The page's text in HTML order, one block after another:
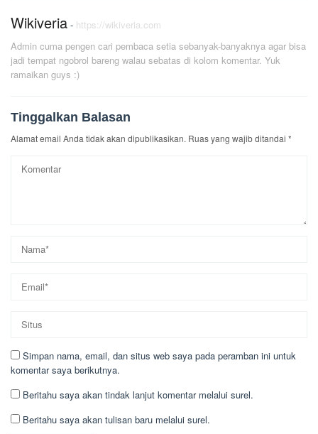
Wikiveria - https://wikiveria.com
Admin cuma pengen cari pembaca setia sebanyak-banyaknya agar bisa
jadi tempat ngobrol bareng walau sebatas di kolom komentar. Yuk
ramaikan guys :)
Tinggalkan Balasan
Alamat email Anda tidak akan dipublikasikan. Ruas yang wajib ditandai *
Simpan nama, email, dan situs web saya pada peramban ini untuk
komentar saya berikutnya.
Beritahu saya akan tindak lanjut komentar melalui surel.
Beritahu saya akan tulisan baru melalui surel.